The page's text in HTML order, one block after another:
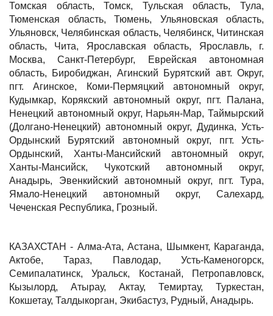
Томская область, Томск, Тульская область, Тула,
Тюменская область, Тюмень, Ульяновская область,
Ульяновск, Челябинская область, Челябинск, Читинская
область, Чита, Ярославская область, Ярославль, г.
Москва, Санкт-Петербург, Еврейская автономная
область, Биробиджан, Агинский Бурятский авт. Округ,
пгт. Агинское, Коми-Пермяцкий автономный округ,
Кудымкар, Корякский автономный округ, пгт. Палана,
Ненецкий автономный округ, Нарьян-Мар, Таймырский
(Долгано-Ненецкий) автономный округ, Дудинка, Усть-
Ордынский Бурятский автономный округ, пгт. Усть-
Ордынский, Ханты-Мансийский автономный округ,
Ханты-Мансийск, Чукотский автономный округ,
Анадырь, Эвенкийский автономный округ, пгт. Тура,
Ямало-Ненецкий автономный округ, Салехард,
Чеченская Республика, Грозный.
КАЗАХСТАН - Алма-Ата, Астана, Шымкент, Караганда,
Актобе, Тараз, Павлодар, Усть-Каменогорск,
Семипалатинск, Уральск, Костанай, Петропавловск,
Кызылорд, Атырау, Актау, Темиртау, Туркестан,
Кокшетау, Талдыкорган, Экибастуз, Рудный, Анадырь.